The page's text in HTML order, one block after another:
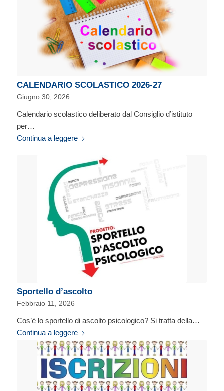
CALENDARIO SCOLASTICO 2026-27
Giugno 30, 2026
Calendario scolastico deliberato dal Consiglio d’istituto
per…
Continua a leggere
Sportello d’ascolto
Febbraio 11, 2026
Cos’è lo sportello di ascolto psicologico? Si tratta della…
Continua a leggere